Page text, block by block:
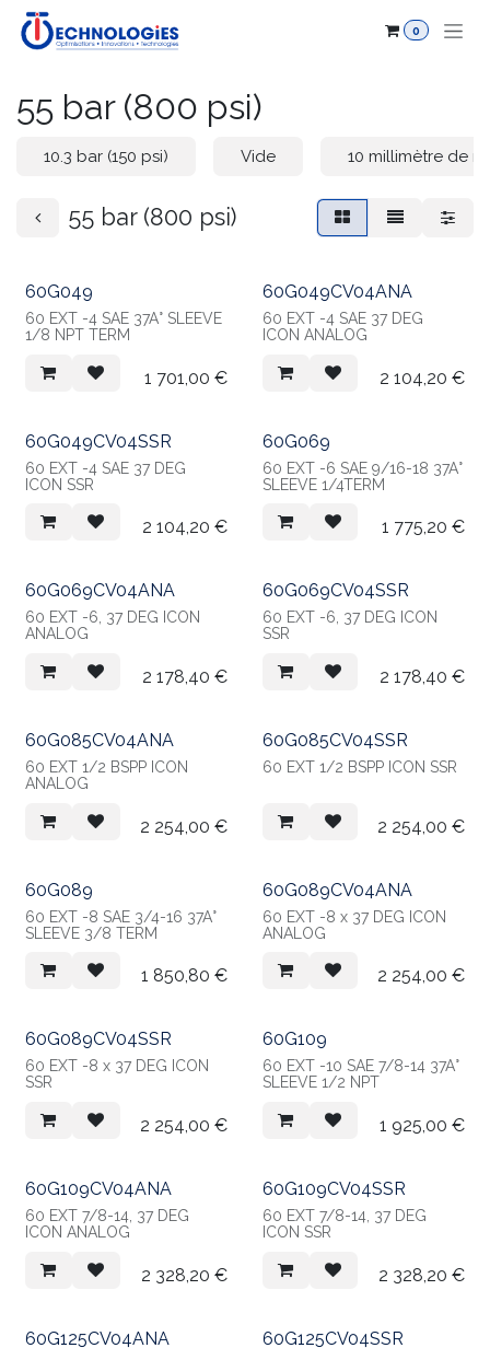
Se rendre au contenu
0
55 bar (800 psi)
10.3 bar (150 psi) Vide 10 millimètre de
55 bar (800 psi)
60G049
60 EXT -4 SAE 37Â° SLEEVE
1/8 NPT TERM
1 701,00 €
60G049CV04ANA
60 EXT -4 SAE 37 DEG
ICON ANALOG
2 104,20 €
60G049CV04SSR
60 EXT -4 SAE 37 DEG
ICON SSR
2 104,20 €
60G069
60 EXT -6 SAE 9/16-18 37Â°
SLEEVE 1/4TERM
1 775,20 €
60G069CV04ANA
60 EXT -6, 37 DEG ICON
ANALOG
2 178,40 €
60G069CV04SSR
60 EXT -6, 37 DEG ICON
SSR
2 178,40 €
60G085CV04ANA
60 EXT 1/2 BSPP ICON
ANALOG
2 254,00 €
60G085CV04SSR
60 EXT 1/2 BSPP ICON SSR
2 254,00 €
60G089
60 EXT -8 SAE 3/4-16 37Â°
SLEEVE 3/8 TERM
1 850,80 €
60G089CV04ANA
60 EXT -8 x 37 DEG ICON
ANALOG
2 254,00 €
60G089CV04SSR
60 EXT -8 x 37 DEG ICON
SSR
2 254,00 €
60G109
60 EXT -10 SAE 7/8-14 37Â°
SLEEVE 1/2 NPT
1 925,00 €
60G109CV04ANA
60 EXT 7/8-14, 37 DEG
ICON ANALOG
2 328,20 €
60G109CV04SSR
60 EXT 7/8-14, 37 DEG
ICON SSR
2 328,20 €
60G125CV04ANA 60G125CV04SSR